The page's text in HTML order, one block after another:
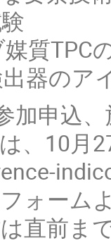
質TPC
器のア
加申込
、10月
ォーム
直前ま